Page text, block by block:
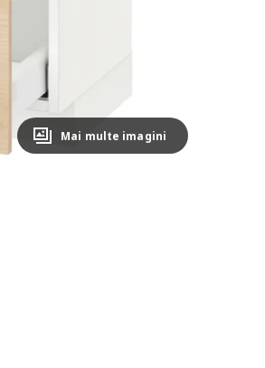
Mai multe imagini